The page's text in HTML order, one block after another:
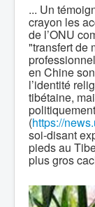
... Un
crayon les
de l’ONU
"transfert de
en Chine
l’identité
tibétaine,
(https://
soi-disant
pieds au
plus gros